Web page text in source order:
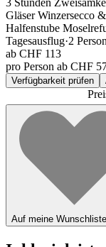
3 Stunden
Gläser Winzersecco
Halfenstube
Tagesausflug·2
ab CHF 113
pro Person ab CHF
Verfügbarkeit prüfen
Auf meine